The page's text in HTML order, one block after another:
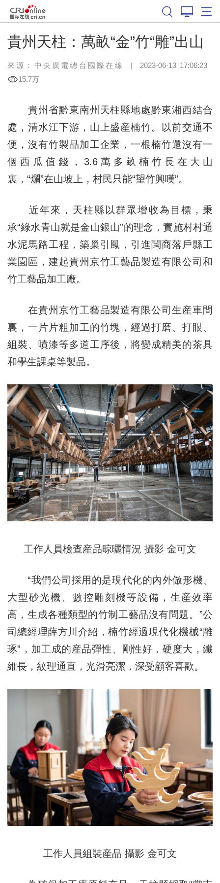
貴州天柱：萬畝“金”竹“雕”出山
來源：中央廣電總台國際在線 | 2023-06-13 17:06:23
15.7万
貴州省黔東南州天柱縣地處黔東湘西結合
處，清水江下游，山上盛産楠竹。以前交通不
便，沒有竹製品加工企業，一根楠竹還沒有一
個西瓜值錢，3.6萬多畝楠竹長在大山
裏，“爛”在山坡上，村民只能“望竹興嘆”。
近年來，天柱縣以群眾增收為目標，秉
承“綠水青山就是金山銀山”的理念，實施村村通
水泥馬路工程，築巢引鳳，引進閩商落戶縣工
業園區，建起貴州京竹工藝品製造有限公司和
竹工藝品加工廠。
在貴州京竹工藝品製造有限公司生産車間
裏，一片片粗加工的竹塊，經過打磨、打眼、
組裝、噴漆等多道工序後，將變成精美的茶具
和學生課桌等製品。
工作人員檢查産品晾曬情況 攝影 金可文
“我們公司採用的是現代化的內外倣形機、
大型砂光機、數控雕刻機等設備，生産效率
高，生成各種類型的竹制工藝品沒有問題。”公
司總經理薛方川介紹，楠竹經過現代化機械“雕
琢”，加工成的産品彈性、剛性好，硬度大，纖
維長，紋理通直，光滑亮潔，深受顧客喜歡。
工作人員組裝産品 攝影 金可文